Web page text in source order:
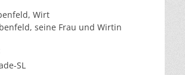
Wirt
seine Frau und Wirtin
SL